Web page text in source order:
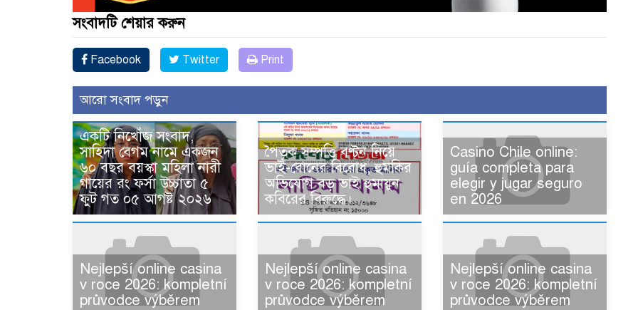
সংবাদটি শেয়ার করুন
Facebook Twitter Print
আরো সংবাদ পড়ুন
একটি নিখোঁজ সংবাদ,
সাহিদা বেগম নামে একজন
৬০ বছর বয়স্কা মহিলা নারী
গায়ের রং ফর্সা উচ্চাতা ৫
ফুট গত ০৫ আগষ্ট ২০২৬
পৈতৃক সম্পত্তি বণ্টন নিয়ে
ভাই-বোনের বিরোধ, হুমকির
অভিযোগ বড় ভাই হুমায়ুন
কবিরের বিরুদ্ধে।
Casino Chile online:
guía completa para
elegir y jugar seguro
en 2026
Nejlepší online casina
v roce 2026: kompletní
průvodce výběrem
Nejlepší online casina
v roce 2026: kompletní
průvodce výběrem
Nejlepší online casina
v roce 2026: kompletní
průvodce výběrem